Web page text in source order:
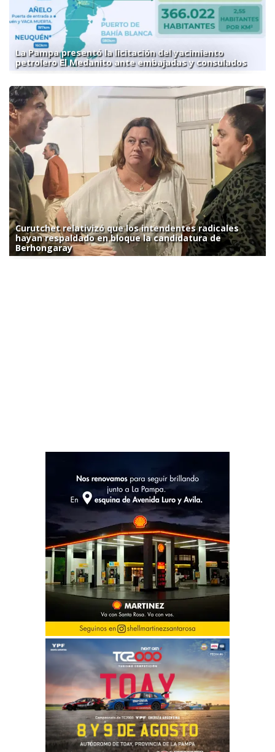
La Pampa presentó la licitación del yacimiento
petrolero El Medanito ante embajadas y consulados
Curutchet relativizó que los intendentes radicales
hayan respaldado en bloque la candidatura de
Berhongaray